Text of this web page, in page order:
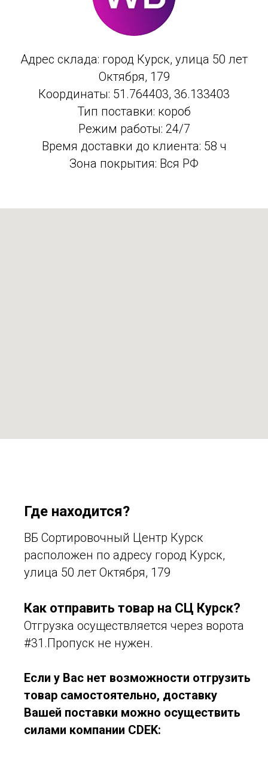
Адрес склада: город Курск, улица 50 лет
Октября, 179
Координаты: 51.764403, 36.133403
Тип поставки: короб
Режим работы: 24/7
Время доставки до клиента: 58 ч
Зона покрытия: Вся РФ
Где находится?
ВБ Сортировочный Центр Курск
расположен по адресу город Курск,
улица 50 лет Октября, 179
Как отправить товар на СЦ Курск?
Отгрузка осуществляется через ворота
#31.Пропуск не нужен.
Если у Вас нет возможности отгрузить
товар самостоятельно, доставку
Вашей поставки можно осуществить
силами компании CDEK: